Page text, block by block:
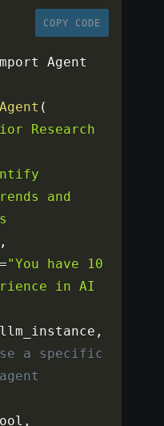
COPY CODE
Agent
Agent (
Research
and
,
="You have 10
in AI
,
a specific
,